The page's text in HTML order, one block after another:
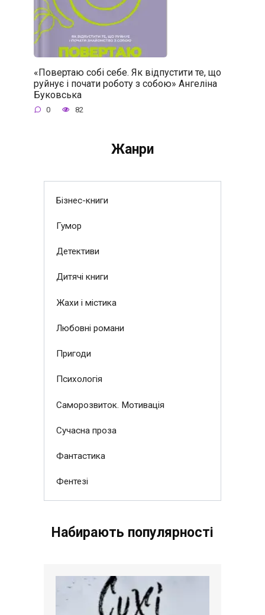
«Повертаю собі себе. Як відпустити те, що
руйнує і почати роботу з собою» Ангеліна
Буковська
0 82
Жанри
Бізнес-книги
Гумор
Детективи
Дитячі книги
Жахи і містика
Любовні романи
Пригоди
Психологія
Саморозвиток. Мотивація
Сучасна проза
Фантастика
Фентезі
Набирають популярності